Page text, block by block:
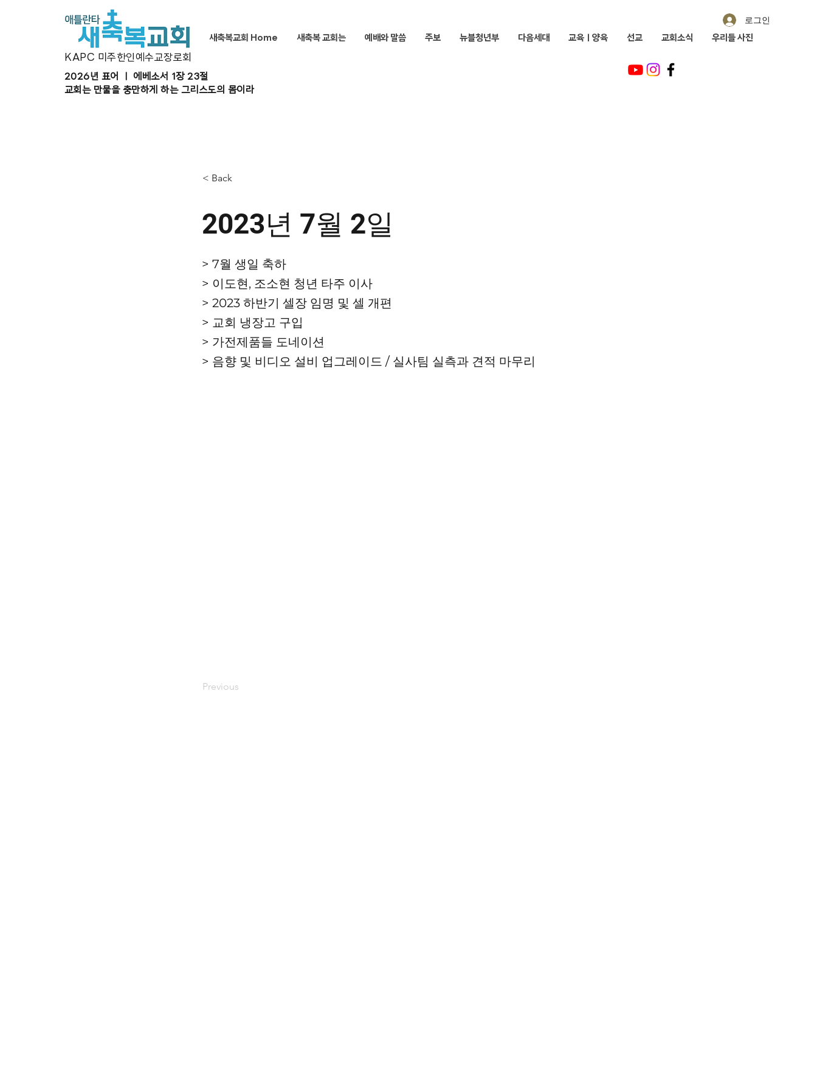
KAPC 미주한인예수교장로회
2026년 표어 ㅣ 에베소서 1장 23절
교회는 만물을 충만하게 하는 그리스도의 몸이라
로그인
새축복교회 Home 새축복 교회는 예배와 말씀 주보 뉴블청년부 다음세대 교육ㅣ양육 선교 교회소식 우리들 사진
< Back
2023년 7월 2일
> 7월 생일 축하
> 이도현, 조소현 청년 타주 이사
> 2023 하반기 셀장 임명 및 셀 개편
> 교회 냉장고 구입
> 가전제품들 도네이션
> 음향 및 비디오 설비 업그레이드 / 실사팀 실측과 견적 마무리
Previous